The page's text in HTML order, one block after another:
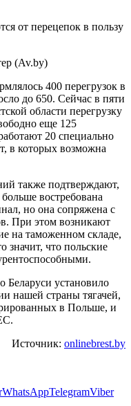
(Av.by)
400 перегрузок в
до 650. Сейчас в пяти
области перегрузку
еще 125
20 специально
в которых возможна
также подтверждают,
востребована
но она сопряжена с
При этом возникают
на таможенном складе,
значит, что польские
Беларуси установило
нашей страны тягачей,
в Польше, и
Источник: onlinebrest.by
WhatsAppTelegramViber